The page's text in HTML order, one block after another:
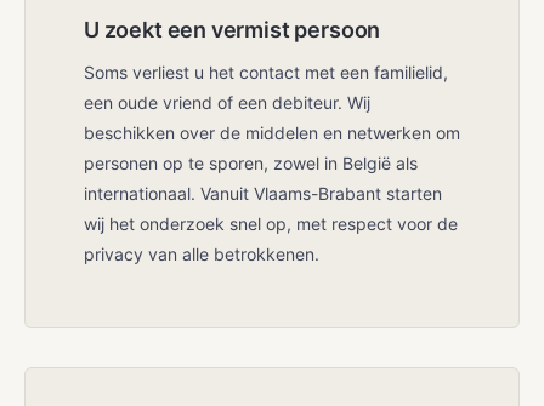
U zoekt een vermist persoon
Soms verliest u het contact met een familielid,
een oude vriend of een debiteur. Wij
beschikken over de middelen en netwerken om
personen op te sporen, zowel in België als
internationaal. Vanuit Vlaams-Brabant starten
wij het onderzoek snel op, met respect voor de
privacy van alle betrokkenen.